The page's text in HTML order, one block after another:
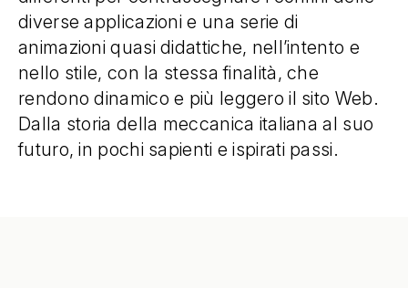
diverse applicazioni e una serie di
animazioni quasi didattiche, nell’intento e
nello stile, con la stessa finalità, che
rendono dinamico e più leggero il sito Web.
Dalla storia della meccanica italiana al suo
futuro, in pochi sapienti e ispirati passi.